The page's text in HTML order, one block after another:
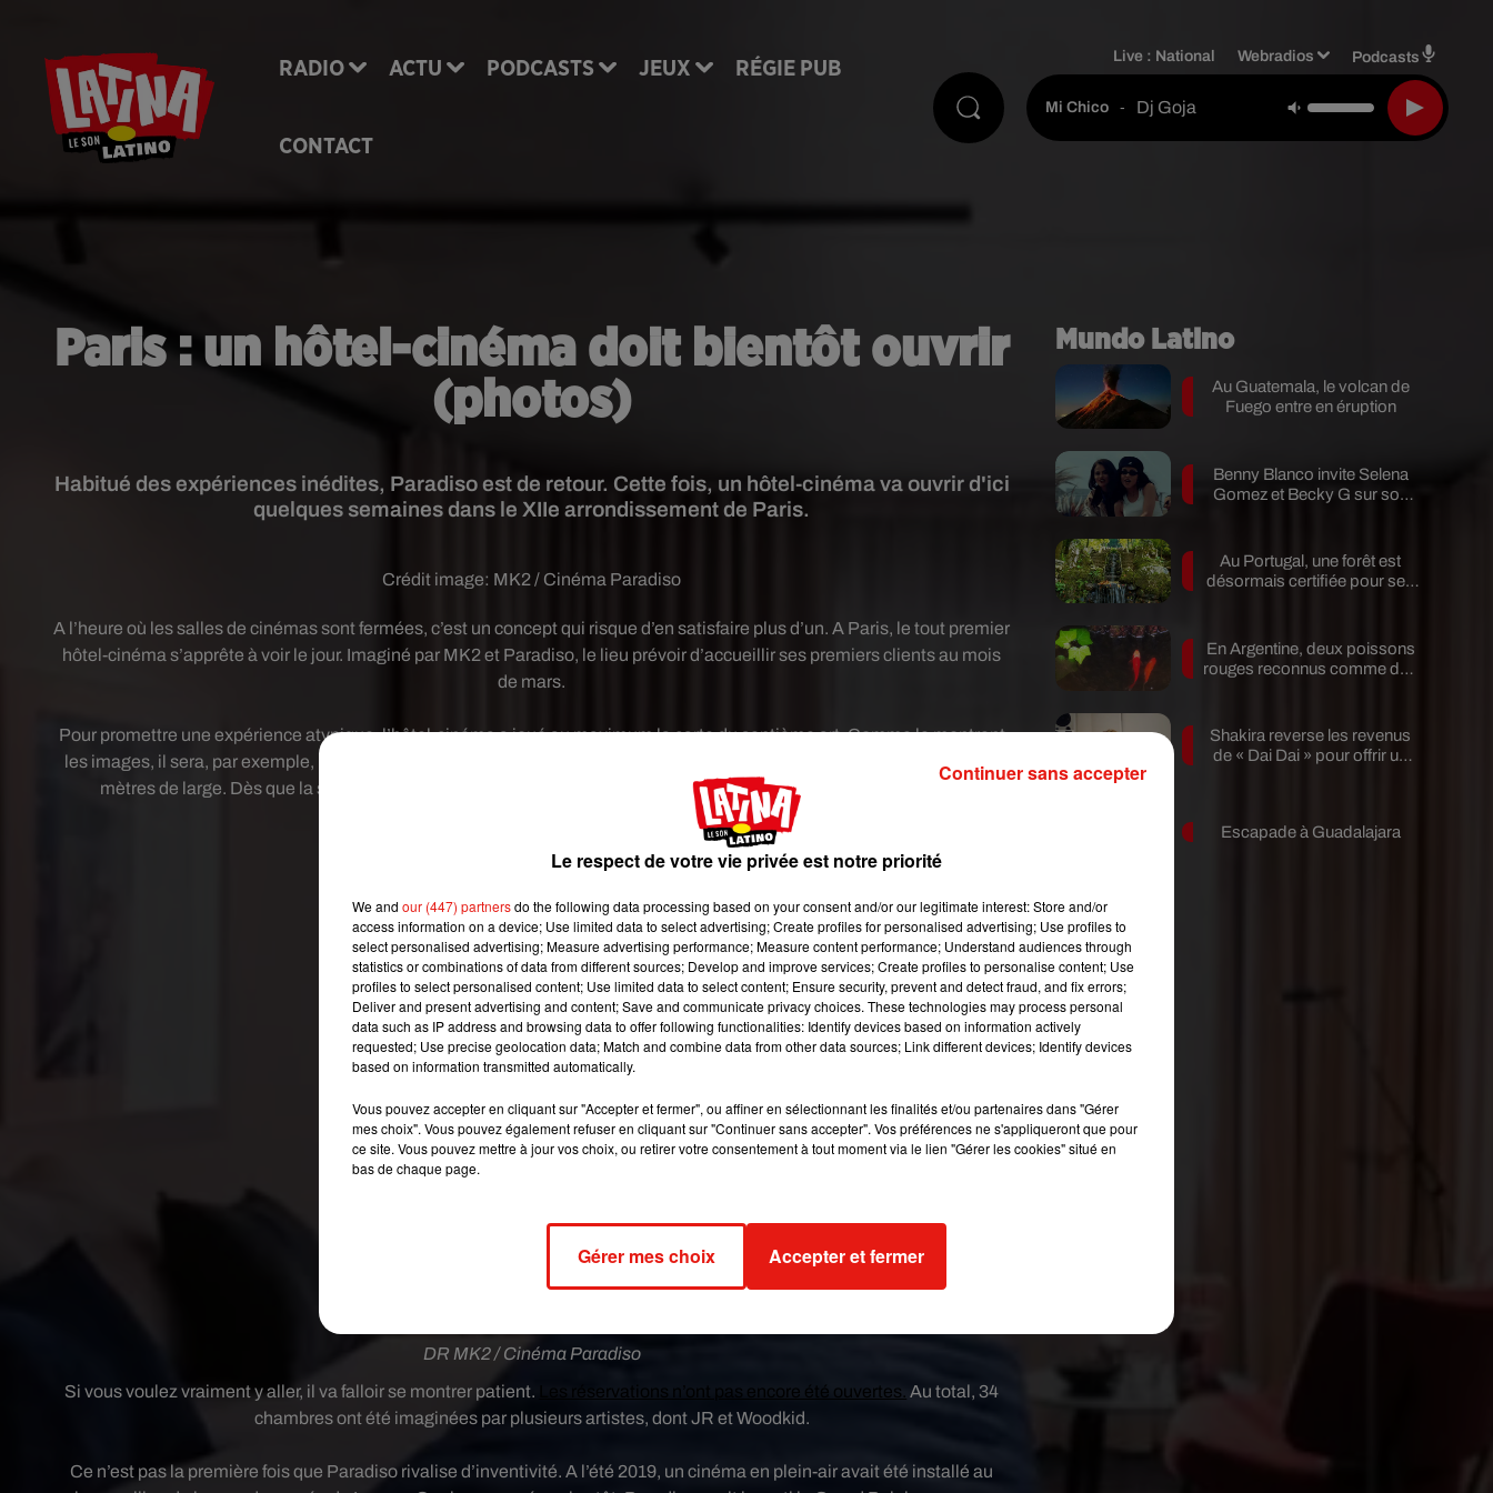
RADIO ACTU PODCASTS JEUX RÉGIE PUB
CONTACT
Live : National Webradios Podcasts
Mi Chico - Dj Goja
Paris : un hôtel-cinéma doit bientôt ouvrir
(photos)
Habitué des expériences inédites, Paradiso est de retour. Cette fois, un hôtel-cinéma va ouvrir d'ici
quelques semaines dans le XIIe arrondissement de Paris.
Crédit image: MK2 / Cinéma Paradiso
A l’heure où les salles de cinémas sont fermées, c’est un concept qui risque d’en satisfaire plus d’un. A Paris, le tout premier
hôtel-cinéma s’apprête à voir le jour. Imaginé par MK2 et Paradiso, le lieu prévoir d’accueillir ses premiers clients au mois
de mars.
Pour promettre une expérience atypique, l’hôtel-cinéma a joué au maximum la carte du septième art. Comme le montrent
les images, il sera, par exemple, possible de se faire une toile dans son lit. Chaque chambre est dotée d’un écran de trois
mètres de large. Dès que la situation sanitaire le permettra, des évènements seront même organisés sur le toit.
DR MK2 / Cinéma Paradiso
Si vous voulez vraiment y aller, il va falloir se montrer patient.
Les réservations n’ont pas encore été ouvertes. Au total, 34
chambres ont été imaginées par plusieurs artistes, dont JR et Woodkid.
Ce n’est pas la première fois que Paradiso rivalise d’inventivité. A l’été 2019, un cinéma en plein-air avait été installé au
Mundo Latino
Au Guatemala, le volcan de
Fuego entre en éruption
Benny Blanco invite Selena
Gomez et Becky G sur son
Au Portugal, une forêt est
désormais certifiée pour ses
En Argentine, deux poissons
rouges reconnus comme des
Shakira reverse les revenus
de « Dai Dai » pour offrir un
Escapade à Guadalajara
Le respect de votre vie privée est notre priorité
We and our (447) partnersdo the following data processing based on your consent and/or our legitimate interest: Store and/or
access information on a device; Use limited data to select advertising; Create profiles for personalised advertising; Use profiles to
select personalised advertising; Measure advertising performance; Measure content performance; Understand audiences through
statistics or combinations of data from different sources; Develop and improve services; Create profiles to personalise content; Use
profiles to select personalised content; Use limited data to select content; Ensure security, prevent and detect fraud, and fix errors;
Deliver and present advertising and content; Save and communicate privacy choices. These technologies may process personal
data such as IP address and browsing data to offer following functionalities: Identify devices based on information actively
requested; Use precise geolocation data; Match and combine data from other data sources; Link different devices; Identify devices
based on information transmitted automatically.
Vous pouvez accepter en cliquant sur "Accepter et fermer", ou affiner en sélectionnant les finalités et/ou partenaires dans "Gérer
mes choix". Vous pouvez également refuser en cliquant sur "Continuer sans accepter". Vos préférences ne s'appliqueront que pour
ce site. Vous pouvez mettre à jour vos choix, ou retirer votre consentement à tout moment via le lien "Gérer les cookies" situé en
bas de chaque page.
Gérer mes choix Accepter et fermer
Continuer sans accepter